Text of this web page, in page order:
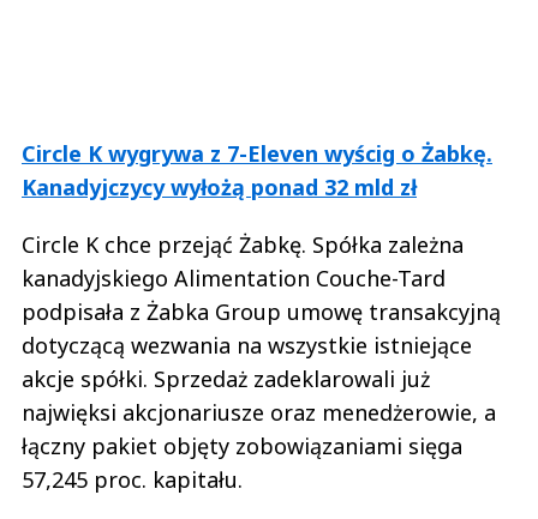
Circle K wygrywa z 7-Eleven wyścig o Żabkę.
Kanadyjczycy wyłożą ponad 32 mld zł
Circle K chce przejąć Żabkę. Spółka zależna
kanadyjskiego Alimentation Couche-Tard
podpisała z Żabka Group umowę transakcyjną
dotyczącą wezwania na wszystkie istniejące
akcje spółki. Sprzedaż zadeklarowali już
najwięksi akcjonariusze oraz menedżerowie, a
łączny pakiet objęty zobowiązaniami sięga
57,245 proc. kapitału.